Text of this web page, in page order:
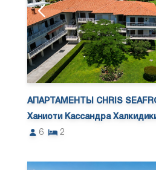
АПАРТАМЕНТЫ CHRIS
Ханиоти Кассандра
6
2